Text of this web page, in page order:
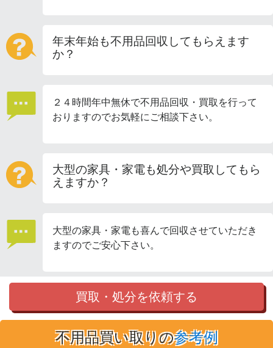
年末年始も不用品回収してもらえます
か？
２４時間年中無休で不用品回収・買取を行って
おりますのでお気軽にご相談下さい。
大型の家具・家電も処分や買取してもら
えますか？
大型の家具・家電も喜んで回収させていただき
ますのでご安心下さい。
買取・処分を依頼する
不用品買い取りの参考例